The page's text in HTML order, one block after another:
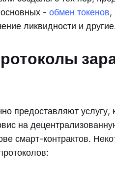
- обмен токенов,
ликвидности и
предоставляют услугу,
на
смарт-контрактов.